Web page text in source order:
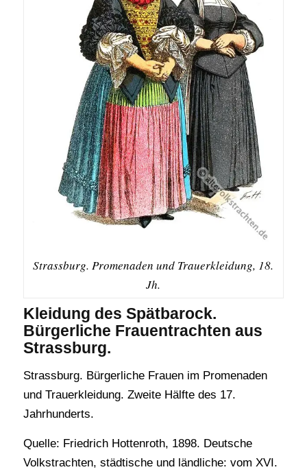
Strassburg. Promenaden und Trauerkleidung, 18.
Jh.
Kleidung des Spätbarock.
Bürgerliche Frauentrachten aus
Strassburg.
Strassburg. Bürgerliche Frauen im Promenaden
und Trauerkleidung. Zweite Hälfte des 17.
Jahrhunderts.
Quelle: Friedrich Hottenroth, 1898. Deutsche
Volkstrachten, städtische und ländliche: vom XVI.